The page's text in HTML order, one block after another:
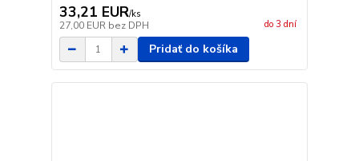
33,21 EUR/ks
27,00 EUR bez DPH do 3 dní
Pridať do košíka